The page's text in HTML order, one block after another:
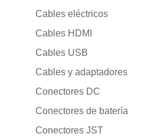
Cables eléctricos
Cables HDMI
Cables USB
Cables y adaptadores
Conectores DC
Conectores de batería
Conectores JST